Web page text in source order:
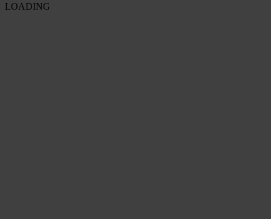
LOADING